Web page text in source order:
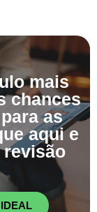
mais
chances
as
aqui e
revisão